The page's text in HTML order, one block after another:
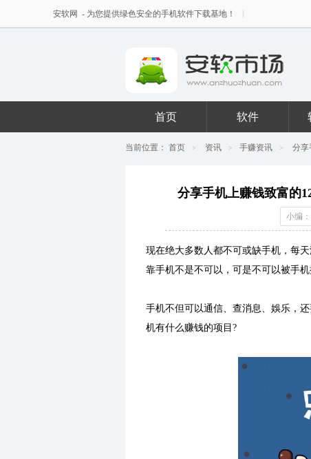
安软网 - 为您提供绿色安全的手机软件下载基地！
首页 软件
当前位置： 首页 > 资讯 > 手赚资讯 > 分享
分享手机上赚钱致富的
小编
现在绝大多数人都不可或缺手机，每
靠手机不是不可以，可是不可以被手
手机不但可以通信、查消息、娛乐，
机有什么赚钱的项目?